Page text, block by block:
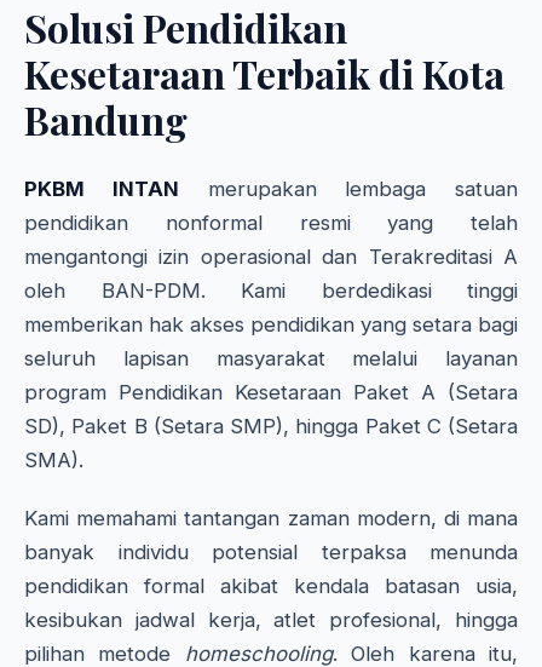
Solusi Pendidikan
Kesetaraan Terbaik di Kota
Bandung
PKBM INTAN merupakan lembaga satuan
pendidikan nonformal resmi yang telah
mengantongi izin operasional dan Terakreditasi A
oleh BAN-PDM. Kami berdedikasi tinggi
memberikan hak akses pendidikan yang setara bagi
seluruh lapisan masyarakat melalui layanan
program Pendidikan Kesetaraan Paket A (Setara
SD), Paket B (Setara SMP), hingga Paket C (Setara
SMA).
Kami memahami tantangan zaman modern, di mana
banyak individu potensial terpaksa menunda
pendidikan formal akibat kendala batasan usia,
kesibukan jadwal kerja, atlet profesional, hingga
pilihan metode homeschooling. Oleh karena itu,